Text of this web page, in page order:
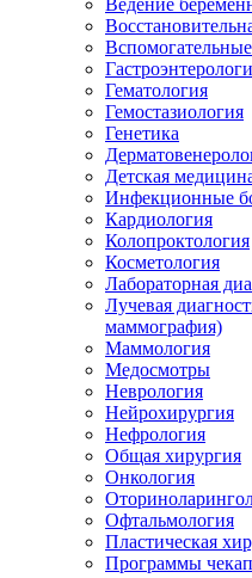
Ведение
Гематология
Гемостазиология
Генетика
Детская
Инфекционные
Кардиология
Колопроктология
Косметология
Лабораторная
Лучевая
маммография)
Маммология
Медосмотры
Неврология
Нейрохирургия
Нефрология
Общая хирургия
Онкология
Офтальмология
Пластическая
Программы чекап